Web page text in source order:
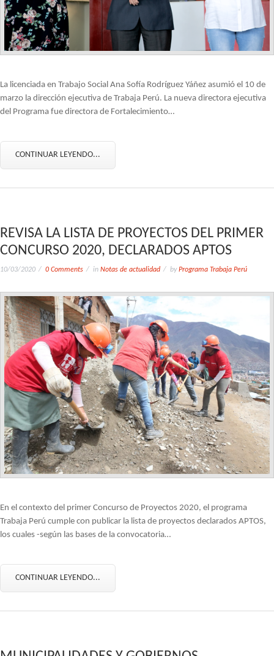
La licenciada en Trabajo Social Ana Sofía Rodríguez Yáñez asumió el 10 de
marzo la dirección ejecutiva de Trabaja Perú. La nueva directora ejecutiva
del Programa fue directora de Fortalecimiento…
CONTINUAR LEYENDO...
REVISA LA LISTA DE PROYECTOS DEL PRIMER
CONCURSO 2020, DECLARADOS APTOS
10/03/2020 0 Comments in Notas de actualidad byPrograma Trabaja Perú
En el contexto del primer Concurso de Proyectos 2020, el programa
Trabaja Perú cumple con publicar la lista de proyectos declarados APTOS,
los cuales -según las bases de la convocatoria…
CONTINUAR LEYENDO...